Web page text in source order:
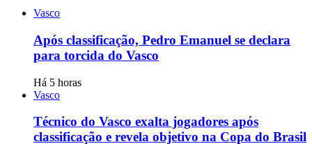
Vasco
Após classificação, Pedro Emanuel se declara
para torcida do Vasco
Há 5 horas
Vasco
Técnico do Vasco exalta jogadores após
classificação e revela objetivo na Copa do Brasil